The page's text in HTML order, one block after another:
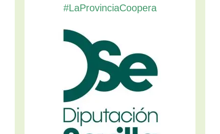
#LaProvinciaCoopera